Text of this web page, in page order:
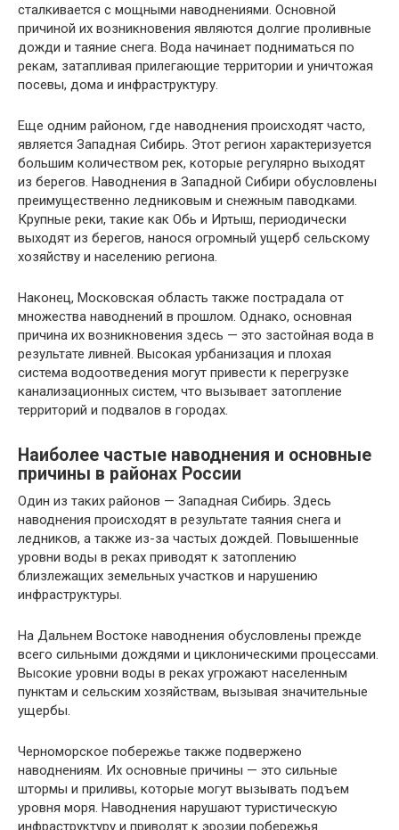
сталкивается с мощными наводнениями. Основной
причиной их возникновения являются долгие проливные
дожди и таяние снега. Вода начинает подниматься по
рекам, затапливая прилегающие территории и уничтожая
посевы, дома и инфраструктуру.
Еще одним районом, где наводнения происходят часто,
является Западная Сибирь. Этот регион характеризуется
большим количеством рек, которые регулярно выходят
из берегов. Наводнения в Западной Сибири обусловлены
преимущественно ледниковым и снежным паводками.
Крупные реки, такие как Обь и Иртыш, периодически
выходят из берегов, нанося огромный ущерб сельскому
хозяйству и населению региона.
Наконец, Московская область также пострадала от
множества наводнений в прошлом. Однако, основная
причина их возникновения здесь — это застойная вода в
результате ливней. Высокая урбанизация и плохая
система водоотведения могут привести к перегрузке
канализационных систем, что вызывает затопление
территорий и подвалов в городах.
Наиболее частые наводнения и основные
причины в районах России
Один из таких районов — Западная Сибирь. Здесь
наводнения происходят в результате таяния снега и
ледников, а также из-за частых дождей. Повышенные
уровни воды в реках приводят к затоплению
близлежащих земельных участков и нарушению
инфраструктуры.
На Дальнем Востоке наводнения обусловлены прежде
всего сильными дождями и циклоническими процессами.
Высокие уровни воды в реках угрожают населенным
пунктам и сельским хозяйствам, вызывая значительные
ущербы.
Черноморское побережье также подвержено
наводнениям. Их основные причины — это сильные
штормы и приливы, которые могут вызывать подъем
уровня моря. Наводнения нарушают туристическую
инфраструктуру и приводят к эрозии побережья.